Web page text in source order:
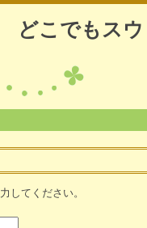
どこでもス
してください。